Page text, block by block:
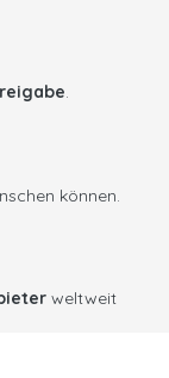
.
können.
weltweit